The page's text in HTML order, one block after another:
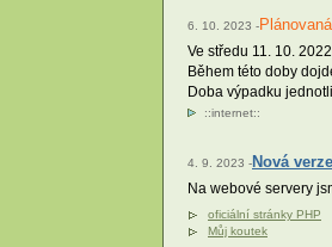
6. 10. 2023 -
Ve středu 11. 10.
Během této doby
Doba výpadku
::internet::
4. 9. 2023 -Nová
Na webové servery
oficiální stránky PHP
Můj koutek